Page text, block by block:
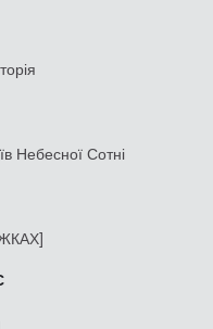
Небесної Сотні